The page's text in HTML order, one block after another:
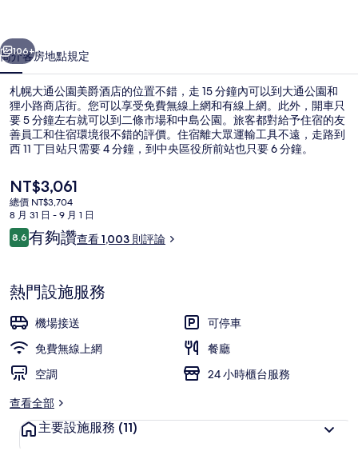
爵
酒
店
的
相
片
集
個 下一個
106+
簡介客房地點規定
札幌大通公園美爵酒店的位置不錯，走 15 分鐘內可以到大通公園和
狸小路商店街。您可以享受免費無線上網和有線上網。此外，開車只
要 5 分鐘左右就可以到二條市場和中島公園。旅客都對給予住宿的友
善員工和住宿環境很不錯的評價。住宿離大眾運輸工具不遠，走路到
西 11 丁目站只需要 4 分鐘，到中央區役所前站也只要 6 分鐘。
目
前
的
價
格
NT$3,061
總價 NT$3,704
8 月 31 日 - 9 月 1 日
評
論
8.68.6 分，滿分 10 分，
有夠讚查看 1,003 則評論
熱門設施服務
機場接送
可停車
免費無線上網
餐廳
空調
24 小時櫃台服務
查看全部
主要設施服務 (11)